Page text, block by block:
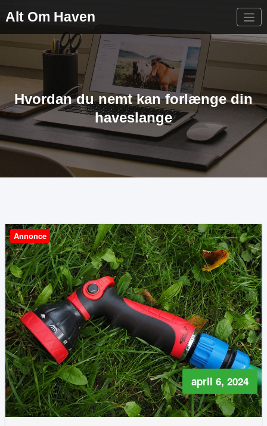
Alt Om Haven
Hvordan du nemt kan forlænge din
haveslange
Annonce
april 6, 2024